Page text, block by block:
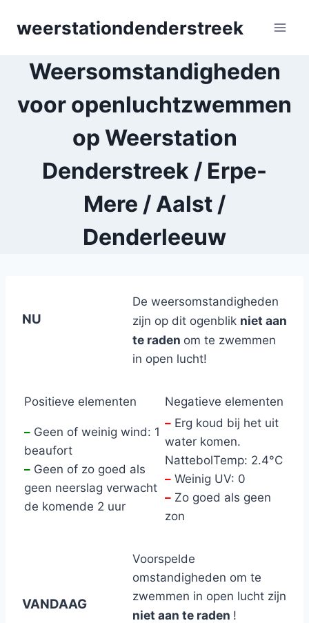
weerstationdenderstreek
Weersomstandigheden
voor openluchtzwemmen
op Weerstation
Denderstreek / Erpe-
Mere / Aalst /
Denderleeuw
NU
De weersomstandigheden
zijn op dit ogenblik niet aan
te raden om te zwemmen
in open lucht!
Positieve elementen Negatieve elementen
– Geen of weinig wind: 1
beaufort
– Geen of zo goed als
geen neerslag verwacht
de komende 2 uur
– Erg koud bij het uit
water komen.
NattebolTemp: 2.4°C
– Weinig UV: 0
– Zo goed als geen
zon
VANDAAG
Voorspelde
omstandigheden om te
zwemmen in open lucht zijn
niet aan te raden !